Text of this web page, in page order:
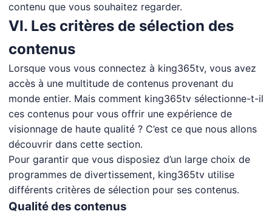
contenu que vous souhaitez regarder.
VI. Les critères de sélection des
contenus
Lorsque vous vous connectez à king365tv, vous avez
accès à une multitude de contenus provenant du
monde entier. Mais comment king365tv sélectionne-t-il
ces contenus pour vous offrir une expérience de
visionnage de haute qualité ? C’est ce que nous allons
découvrir dans cette section.
Pour garantir que vous disposiez d’un large choix de
programmes de divertissement, king365tv utilise
différents critères de sélection pour ses contenus.
Qualité des contenus